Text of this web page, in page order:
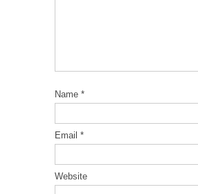
Name *
Email *
Website